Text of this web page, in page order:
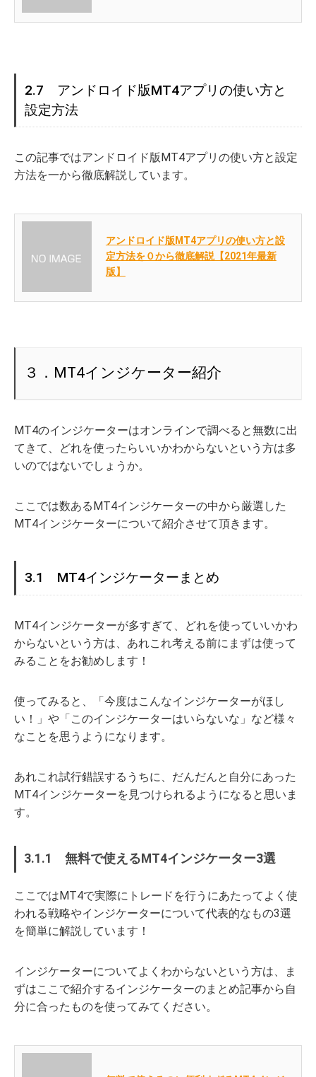
2.7 アンドロイド版MT4アプリの使い方と
設定方法
この記事ではアンドロイド版MT4アプリの使い方と設定
方法を一から徹底解説しています。
アンドロイド版MT4アプリの使い方と設
定方法を０から徹底解説【2021年最新
版】
３．MT4インジケーター紹介
MT4のインジケーターはオンラインで調べると無数に出
てきて、どれを使ったらいいかわからないという方は多
いのではないでしょうか。
ここでは数あるMT4インジケーターの中から厳選した
MT4インジケーターについて紹介させて頂きます。
3.1 MT4インジケーターまとめ
MT4インジケーターが多すぎて、どれを使っていいかわ
からないという方は、あれこれ考える前にまずは使って
みることをお勧めします！
使ってみると、「今度はこんなインジケーターがほし
い！」や「このインジケーターはいらないな」など様々
なことを思うようになります。
あれこれ試行錯誤するうちに、だんだんと自分にあった
MT4インジケーターを見つけられるようになると思いま
す。
3.1.1 無料で使えるMT4インジケーター3選
ここではMT4で実際にトレードを行うにあたってよく使
われる戦略やインジケーターについて代表的なもの3選
を簡単に解説しています！
インジケーターについてよくわからないという方は、ま
ずはここで紹介するインジケーターのまとめ記事から自
分に合ったものを使ってみてください。